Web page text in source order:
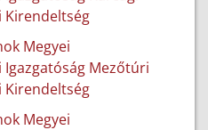
Kirendeltség
Megyei
Mezőtúri
Kirendeltség
Megyei